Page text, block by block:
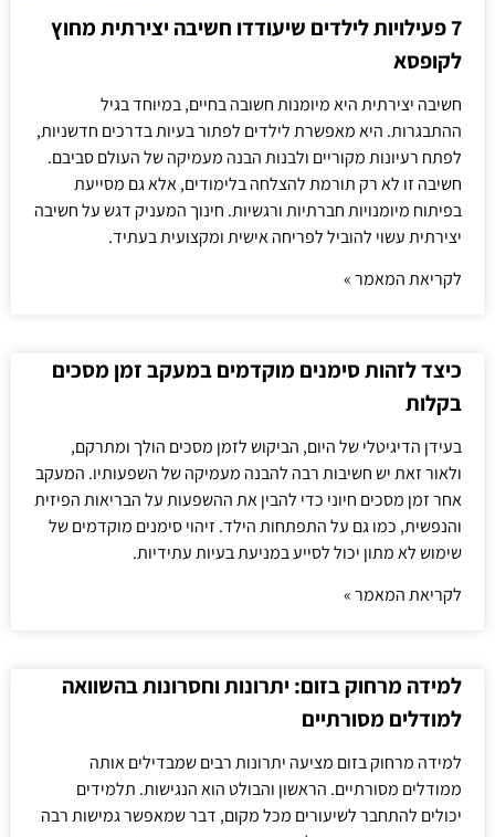
7 פעילויות לילדים שיעודדו חשיבה יצירתית מחוץ
לקופסא
חשיבה יצירתית היא מיומנות חשובה בחיים, במיוחד בגיל
ההתבגרות. היא מאפשרת לילדים לפתור בעיות בדרכים חדשניות,
לפתח רעיונות מקוריים ולבנות הבנה מעמיקה של העולם סביבם.
חשיבה זו לא רק תורמת להצלחה בלימודים, אלא גם מסייעת
בפיתוח מיומנויות חברתיות ורגשיות. חינוך המעניק דגש על חשיבה
יצירתית עשוי להוביל לפריחה אישית ומקצועית בעתיד.
לקריאת המאמר »
כיצד לזהות סימנים מוקדמים במעקב זמן מסכים
בקלות
בעידן הדיגיטלי של היום, הביקוש לזמן מסכים הולך ומתרקם,
ולאור זאת יש חשיבות רבה להבנה מעמיקה של השפעותיו. המעקב
אחר זמן מסכים חיוני כדי להבין את ההשפעות על הבריאות הפיזית
והנפשית, כמו גם על התפתחות הילד. זיהוי סימנים מוקדמים של
שימוש לא מתון יכול לסייע במניעת בעיות עתידיות.
לקריאת המאמר »
למידה מרחוק בזום: יתרונות וחסרונות בהשוואה
למודלים מסורתיים
למידה מרחוק בזום מציעה יתרונות רבים שמבדילים אותה
ממודלים מסורתיים. הראשון והבולט הוא הנגישות. תלמידים
יכולים להתחבר לשיעורים מכל מקום, דבר שמאפשר גמישות רבה